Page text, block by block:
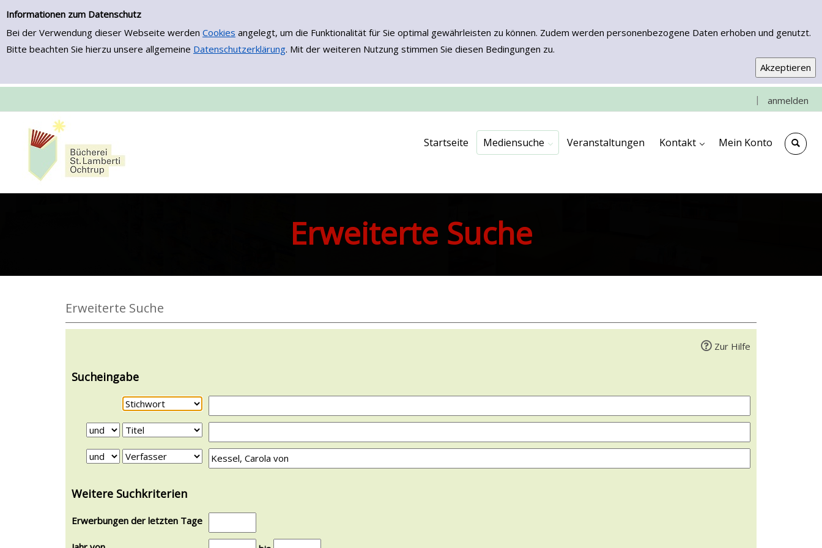
Erweiterte Suche
Informationen zum Datenschutz
Bei der Verwendung dieser Webseite werden Cookies angelegt, um die Funktionalität für Sie optimal gewährleisten zu können. Zudem werden personenbezogene Daten erhoben und genutzt.
Bitte beachten Sie hierzu unsere allgemeine Datenschutzerklärung. Mit der weiteren Nutzung stimmen Sie diesen Bedingungen zu.
Zur erweiterten Suche springen
| anmelden
Startseite
Mediensuche
Veranstaltungen
Kontakt
Mein Konto
Erweiterte Suche
Erweiterte Suche
Zur Hilfe
Sucheingabe
Weitere Suchkriterien
Erwerbungen der letzten Tage